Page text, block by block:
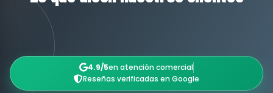
4.9/5en atención comercial
Reseñas verificadas en Google